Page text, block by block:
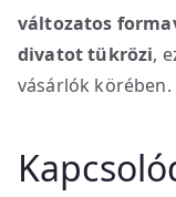
változatos
divatot tükrözi,
vásárlók körében.